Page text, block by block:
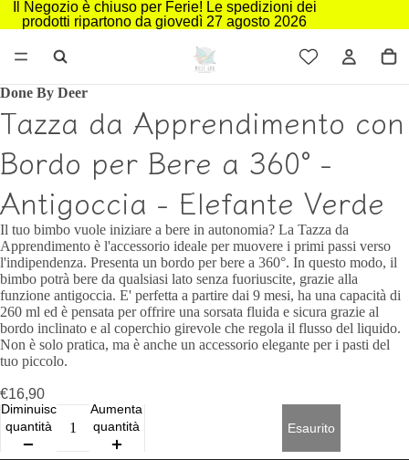
Il Negozio è chiuso per Ferie! Le spedizioni dei
prodotti ripartono da giovedì 27 agosto 2026
Done By Deer
Tazza da Apprendimento con
Bordo per Bere a 360° -
Antigoccia - Elefante Verde
Il tuo bimbo vuole iniziare a bere in autonomia? La Tazza da
Apprendimento è l'accessorio ideale per muovere i primi passi verso
l'indipendenza. Presenta un bordo per bere a 360°. In questo modo, il
bimbo potrà bere da qualsiasi lato senza fuoriuscite, grazie alla
funzione antigoccia. E' perfetta a partire dai 9 mesi, ha una capacità di
260 ml ed è pensata per offrire una sorsata fluida e sicura grazie al
bordo inclinato e al coperchio girevole che regola il flusso del liquido.
Non è solo pratica, ma è anche un accessorio elegante per i pasti del
tuo piccolo.
€16,90
Diminuisci
quantità
Aumenta
quantità
Esaurito